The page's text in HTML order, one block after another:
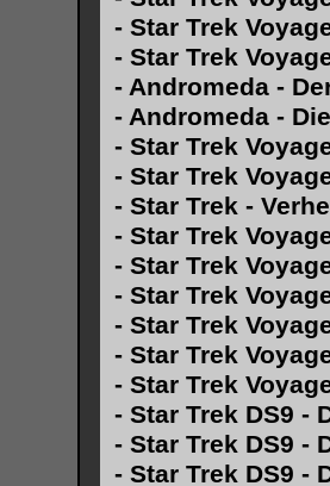
- Star Trek
- Star Trek
- Andromeda -
- Andromeda -
- Star Trek
- Star Trek
- Star Trek -
- Star Trek
- Star Trek
- Star Trek
- Star Trek
- Star Trek
- Star Trek
- Star Trek DS9 -
- Star Trek DS9 -
- Star Trek DS9 -